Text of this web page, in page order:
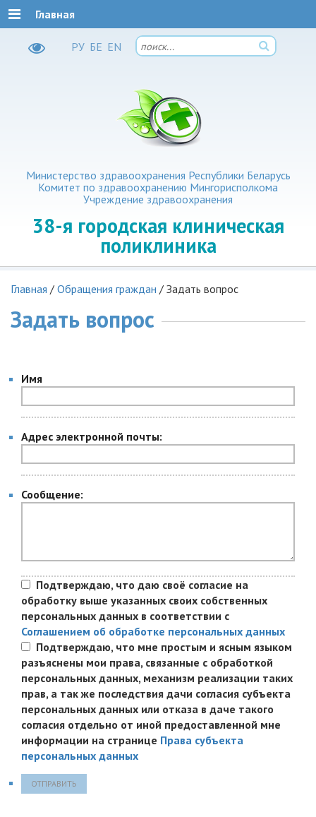
РУ БЕ EN
Министерство здравоохранения Республики Беларусь
Комитет по здравоохранению Мингорисполкома
Учреждение здравоохранения
38-я городская клиническая
поликлиника
Главная
Главная / Обращения граждан / Задать вопрос
Задать вопрос
Имя
Адрес электронной почты:
Сообщение:
Подтверждаю, что даю своё согласие на
обработку выше указанных своих собственных
персональных данных в соответствии с
Соглашением об обработке персональных данных
Подтверждаю, что мне простым и ясным языком
разъяснены мои права, связанные с обработкой
персональных данных, механизм реализации таких
прав, а так же последствия дачи согласия субъекта
персональных данных или отказа в даче такого
согласия отдельно от иной предоставленной мне
информации на странице Права субъекта
персональных данных
ОТПРАВИТЬ